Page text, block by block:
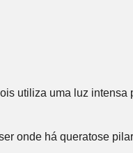
utiliza uma luz
onde há queratose